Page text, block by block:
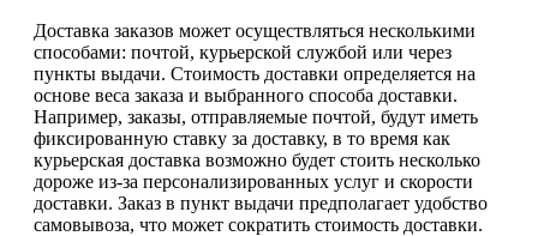
Доставка заказов может осуществляться несколькими
способами: почтой, курьерской службой или через
пункты выдачи. Стоимость доставки определяется на
основе веса заказа и выбранного способа доставки.
Например, заказы, отправляемые почтой, будут иметь
фиксированную ставку за доставку, в то время как
курьерская доставка возможно будет стоить несколько
дороже из-за персонализированных услуг и скорости
доставки. Заказ в пункт выдачи предполагает удобство
самовывоза, что может сократить стоимость доставки.